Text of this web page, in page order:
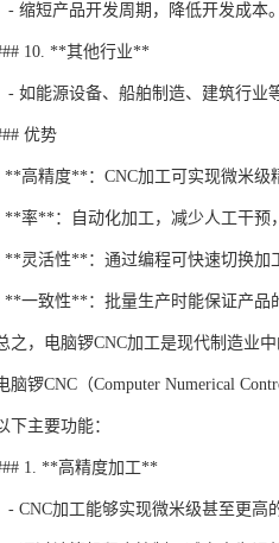
- 缩短产品开发周期，降低开发成本。
10. **其他行业**
- 如能源设备、船舶制造、建筑行业
优势
**高精度**：CNC加工可实现微米级
**率**：自动化加工，减少人工干预
**灵活性**：通过编程可快速切换加
**一致性**：批量生产时能保证产品
之，电脑锣CNC加工是现代制造业
脑锣CNC（Computer Numerical
下主要功能：
1. **高精度加工**
- CNC加工能够实现微米级甚至更高